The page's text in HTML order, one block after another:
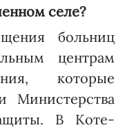
селе?
больниц
центрам
которые
Министерства
В Коте­